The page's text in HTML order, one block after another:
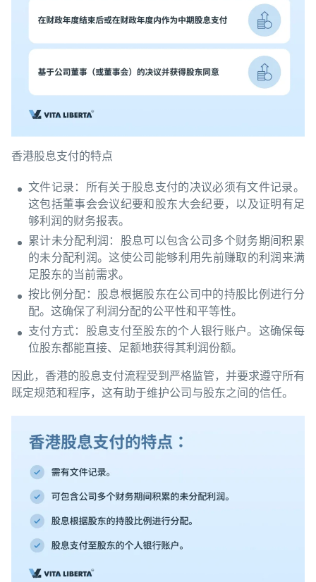
香港股息支付的特点
文件记录：所有关于股息支付的决议必须有文件记录。
这包括董事会会议纪要和股东大会纪要，以及证明有足
够利润的财务报表。
累计未分配利润：股息可以包含公司多个财务期间积累
的未分配利润。这使公司能够利用先前赚取的利润来满
足股东的当前需求。
按比例分配：股息根据股东在公司中的持股比例进行分
配。这确保了利润分配的公平性和平等性。
支付方式：股息支付至股东的个人银行账户。这确保每
位股东都能直接、足额地获得其利润份额。
因此，香港的股息支付流程受到严格监管，并要求遵守所有
既定规范和程序，这有助于维护公司与股东之间的信任。